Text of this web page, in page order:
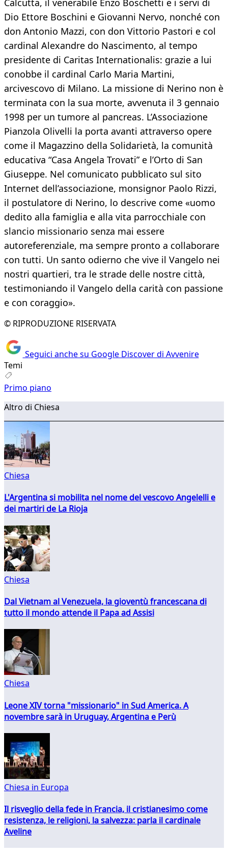
Dio Ettore Boschini e Giovanni Nervo, nonché con
don Antonio Mazzi, con don Vittorio Pastori e col
cardinal Alexandre do Nascimento, al tempo
presidente di Caritas Internationalis: grazie a lui
conobbe il cardinal Carlo Maria Martini,
arcivescovo di Milano. La missione di Nerino non è
terminata con la sua morte, avvenuta il 3 gennaio
1998 per un tumore al pancreas. L’Associazione
Pianzola Olivelli la porta avanti attraverso opere
come il Magazzino della Solidarietà, la comunità
educativa “Casa Angela Trovati” e l’Orto di San
Giuseppe. Nel comunicato pubblicato sul sito
Internet dell’associazione, monsignor Paolo Rizzi,
il postulatore di Nerino, lo descrive come «uomo
dedito alla famiglia e alla vita parrocchiale con
slancio missionario senza mai essere
autoreferenziale, ma sempre pronto a collaborare
con tutti. Un santo odierno che vive il Vangelo nei
nostri quartieri, tra le strade delle nostre città,
testimoniando il Vangelo della carità con passione
e con coraggio».
© RIPRODUZIONE RISERVATA
Seguici anche su Google Discover di Avvenire
Temi
Primo piano
Altro di Chiesa
Chiesa
L'Argentina si mobilita nel nome del vescovo Angelelli e
dei martiri de La Rioja
Chiesa
Dal Vietnam al Venezuela, la gioventù francescana di
tutto il mondo attende il Papa ad Assisi
Chiesa
Leone XIV torna "missionario" in Sud America. A
novembre sarà in Uruguay, Argentina e Perù
Chiesa in Europa
Il risveglio della fede in Francia, il cristianesimo come
resistenza, le religioni, la salvezza: parla il cardinale
Aveline